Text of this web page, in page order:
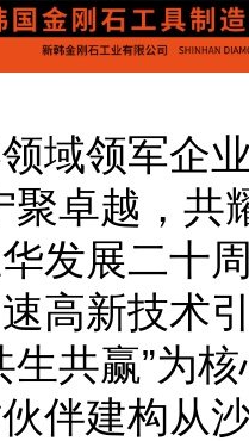
域领军企
卓越，共
发展二十
高新技术
生共赢”为
伴建构从